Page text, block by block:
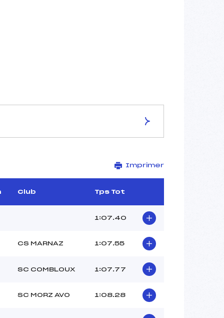
PLENEY
1145
7139/02/03
42
20h40
ROZIER CLARA (FRA)
Imprimer
Club Tps Tot
1:07.40
CS MARNAZ 1:07.55
SC COMBLOUX 1:07.77
SC MORZ AVO 1:08.28